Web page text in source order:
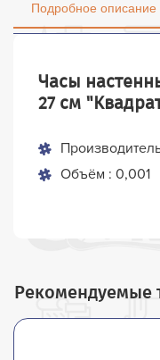
Подробное описание
Часы
27 см
Объём : 0,001
Рекомендуемые